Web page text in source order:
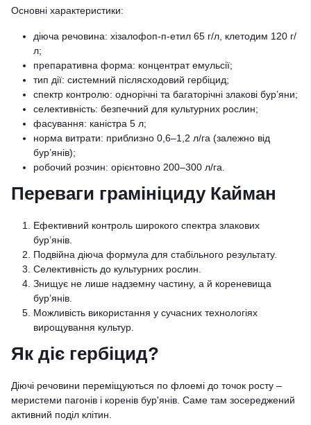
Основні характеристики:
діюча речовина: хізалофоп-п-етил 65 г/л, клетодим 120 г/
л;
препаративна форма: концентрат емульсії;
тип дії: системний післясходовий гербіцид;
спектр контролю: однорічні та багаторічні злакові бур’яни;
селективність: безпечний для культурних рослин;
фасування: каністра 5 л;
норма витрати: приблизно 0,6–1,2 л/га (залежно від
бур’янів);
робочий розчин: орієнтовно 200–300 л/га.
Переваги грамініциду Кайман
Ефективний контроль широкого спектра злакових
бур’янів.
Подвійна діюча формула для стабільного результату.
Селективність до культурних рослин.
Знищує не лише надземну частину, а й кореневища
бур’янів.
Можливість використання у сучасних технологіях
вирощування культур.
Як діє гербіцид?
Діючі речовини переміщуються по флоемі до точок росту –
меристеми пагонів і коренів бур'янів. Саме там зосереджений
активний поділ клітин.